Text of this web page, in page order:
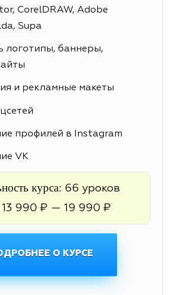
CorelDRAW, Adobe
Supa
логотипы, баннеры,
и рекламные макеты
профилей в Instagram
VK
курса: 66 уроков
13 990 ₽ — 19 990 ₽
О КУРСЕ